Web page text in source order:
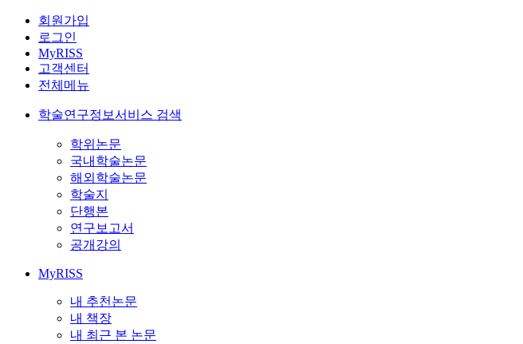
회원가입
로그인
MyRISS
고객센터
전체메뉴
학술연구정보서비스 검색
학위논문
국내학술논문
해외학술논문
학술지
단행본
연구보고서
공개강의
MyRISS
내 추천논문
내 책장
내 최근 본 논문